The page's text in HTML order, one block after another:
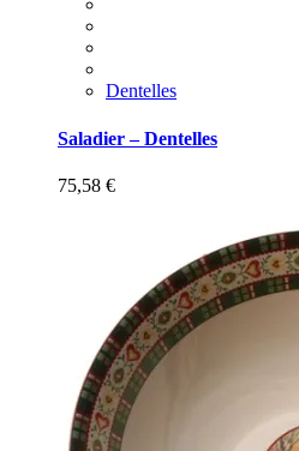
Dentelles
Saladier – Dentelles
75,58 €